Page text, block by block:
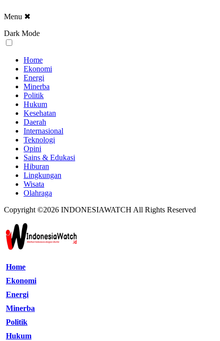
Menu ✖
Dark Mode
Home
Ekonomi
Energi
Minerba
Politik
Hukum
Kesehatan
Daerah
Internasional
Teknologi
Opini
Sains & Edukasi
Hiburan
Lingkungan
Wisata
Olahraga
Copyright ©2026 INDONESIAWATCH All Rights Reserved
Home
Ekonomi
Energi
Minerba
Politik
Hukum